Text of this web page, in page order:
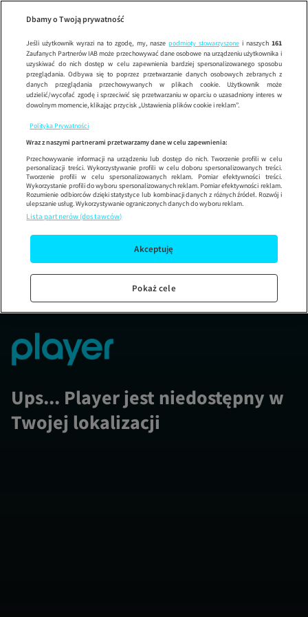
Wypróbuj aplikację mobilną
Korzystaj z łatwiejszej nawigacji i ciesz się szybszym
Ups... Player jest niedostępny w
Twojej lokalizacji
Dbamy o Twoją prywatność
Jeśli użytkownik wyrazi na to zgodę, my, nasze podmioty stowarzyszonei naszych 161
Zaufanych Partnerów IAB może przechowywać dane osobowe na urządzeniu użytkownika i
uzyskiwać do nich dostęp w celu zapewnienia bardziej spersonalizowanego sposobu
przeglądania. Odbywa się to poprzez przetwarzanie danych osobowych zebranych z
danych przeglądania przechowywanych w plikach cookie. Użytkownik może
udzielić/wycofać zgodę i sprzeciwić się przetwarzaniu w oparciu o uzasadniony interes w
dowolnym momencie, klikając przycisk „Ustawienia plików cookie i reklam”.
Polityka Prywatności
Wraz z naszymi partnerami przetwarzamy dane w celu zapewnienia:
Przechowywanie informacji na urządzeniu lub dostęp do nich. Tworzenie profili w celu
personalizacji treści. Wykorzystywanie profili w celu doboru spersonalizowanych treści.
Tworzenie profili w celu spersonalizowanych reklam. Pomiar efektywności treści.
Wykorzystanie profili do wyboru spersonalizowanych reklam. Pomiar efektywności reklam.
Rozumienie odbiorców dzięki statystyce lub kombinacji danych z różnych źródeł. Rozwój i
ulepszanie usług. Wykorzystywanie ograniczonych danych do wyboru reklam.
Lista partnerów (dostawców)
Akceptuję
Pokaż cele